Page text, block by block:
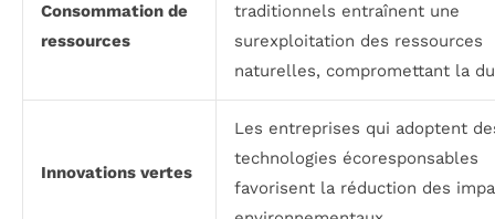
Consommation de
ressources
traditionnels entraînent une
surexploitation des ressources
naturelles, compromettant la
Innovations vertes
Les entreprises qui adoptent
technologies écoresponsables
favorisent la réduction des